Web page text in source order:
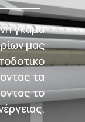
γκάμα
μας
τα
το